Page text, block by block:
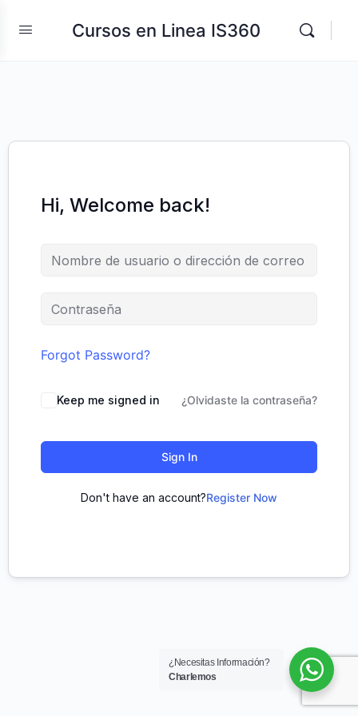
Cursos en Linea IS360
Hi, Welcome back!
Forgot Password?
Keep me signed in ¿Olvidaste la contraseña?
Sign In
Don't have an account?Register Now
¿Necesitas Información?
Charlemos